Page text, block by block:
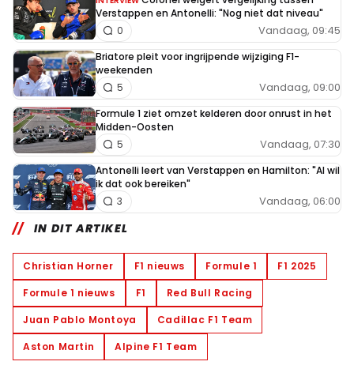
Verstappen en Antonelli: "Nog niet dat niveau"
Vandaag, 09:45
0
Briatore pleit voor ingrijpende wijziging F1-
weekenden
Vandaag, 09:00
5
Formule 1 ziet omzet kelderen door onrust in het
Midden-Oosten
Vandaag, 07:30
5
Antonelli leert van Verstappen en Hamilton: "Al wil
ik dat ook bereiken"
Vandaag, 06:00
3
IN DIT ARTIKEL
Christian Horner F1 nieuws Formule 1
F1 2025
Formule 1 nieuws
F1
Red Bull Racing
Juan Pablo Montoya
Cadillac F1 Team
Aston Martin
Alpine F1 Team